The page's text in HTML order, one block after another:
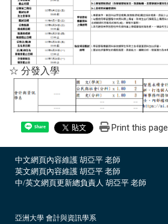
☆ 分發入學
Share Print this page
中文網頁內容維護 胡亞平 老師
英文網頁內容維護 胡亞平 老師
中/英文網頁更新總負責人 胡亞平 老師
亞洲大學 會計與資訊學系